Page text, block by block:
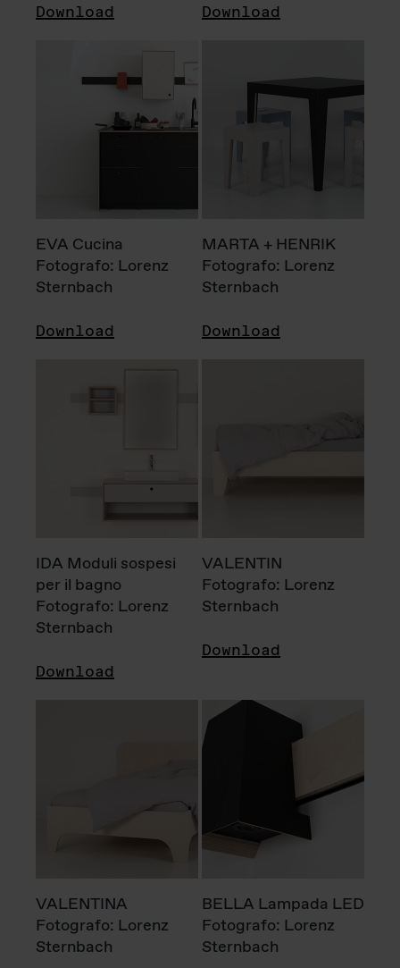
Download Download
EVA Cucina
Fotografo: Lorenz
Sternbach
Download
MARTA + HENRIK
Fotografo: Lorenz
Sternbach
Download
IDA Moduli sospesi
per il bagno
Fotografo: Lorenz
Sternbach
Download
VALENTIN
Fotografo: Lorenz
Sternbach
Download
VALENTINA
Fotografo: Lorenz
Sternbach
BELLA Lampada LED
Fotografo: Lorenz
Sternbach